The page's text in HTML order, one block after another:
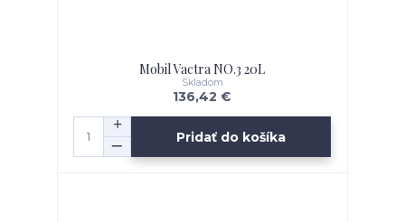
Mobil Vactra NO.3 20L
136,42 €
Skladom
Pridať do košíka